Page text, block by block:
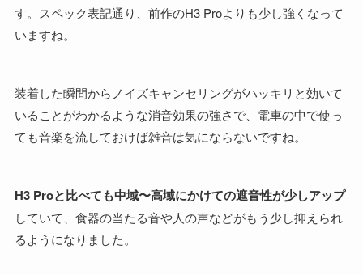
す。スペック表記通り、前作のH3 Proよりも少し強くなって
いますね。
装着した瞬間からノイズキャンセリングがハッキリと効いて
いることがわかるような消音効果の強さで、電車の中で使っ
ても音楽を流しておけば雑音は気にならないですね。
H3 Proと比べても中域〜高域にかけての遮音性が少しアップ
していて、食器の当たる音や人の声などがもう少し抑えられ
るようになりました。